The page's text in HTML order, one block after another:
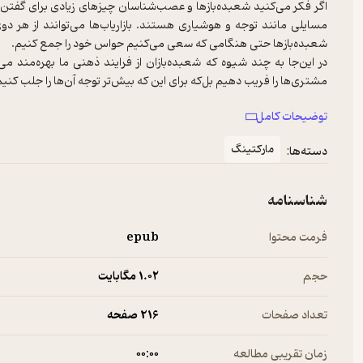
اگر فکر می‌کنید شعبده‌بازها و عصب‌شناسان چیزهای زیادی برای
مسایلی مانند توجه و هوشیاری هستند. بازاریاب‌ها می‌توانند از هر
در این‌جا به چند شیوه که شعبده‌بازان از فرایند ذهنی ما بهره‌مند
روی صحنه نشان می‌دهد ما تنها می‌توانیم به یک چیز در یک زمان
عصب‌شناسان، تمرکز توجه ما را با درخشش نورافکن بر روی چیزی
یا بدتر از این، با حواسش به کار دیگری باشد که فروشنده در حال
فروش از دست رفته است.
توضیحات کامل
دسته‌ها:
مارکتینگ
شناسنامه
فرمت محتوا epub
حجم 1.۰۲ مگابایت
تعداد صفحات 216 صفحه
زمان تقریبی مطالعه ۰۰:۰۰